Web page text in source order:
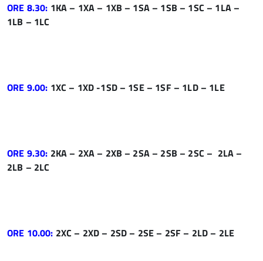
ORE 8.30: 1KA – 1XA – 1XB – 1SA – 1SB – 1SC – 1LA –
1LB – 1LC
ORE 9.00: 1XC – 1XD -1SD – 1SE – 1SF – 1LD – 1LE
ORE 9.30: 2KA – 2XA – 2XB – 2SA – 2SB – 2SC – 2LA –
2LB – 2LC
ORE 10.00: 2XC – 2XD – 2SD – 2SE – 2SF – 2LD – 2LE